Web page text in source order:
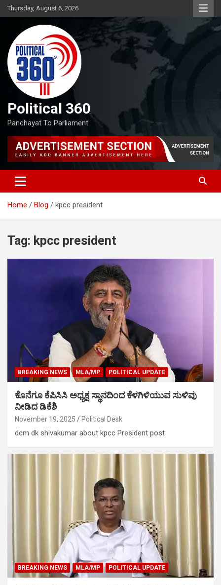
Skip
to
Thursday, August 6, 2026
Political 360
Panchayat To Parliament
Home Blog kpcc president
Tag: kpcc president
BREAKING NEWS MLA/MP POLITICAL UPDATE
ಕೊನೆಗೂ ಕೆಪಿಸಿಸಿ ಅಧ್ಯಕ್ಷ ಸ್ಥಾನದಿಂದ ಕೆಳಗಿಳಿಯುವ ಸುಳಿವು
ನೀಡಿದ ಡಿಕೆಶಿ
November 19, 2025 Political Desk
dcm dk shivakumar about kpcc President post
BREAKING NEWS MLA/MP POLITICAL UPDATE